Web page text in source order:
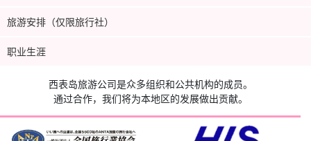
旅游安排（仅限旅行社）
职业生涯
西表岛旅游公司是众多组织和公共机构的成员。
通过合作，我们将为本地区的发展做出贡献。